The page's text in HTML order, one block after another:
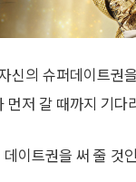
신의 슈퍼데이트권
먼저 갈 때까지 기
이트권을 써 줄 것